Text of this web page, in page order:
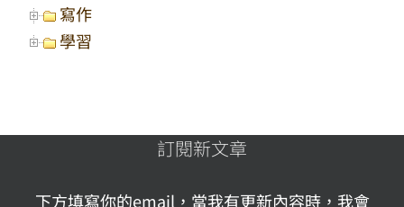
寫作
學習
訂閱新文章
下方填寫你的email，當我有更新內容時，我會